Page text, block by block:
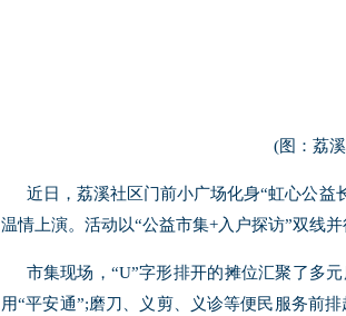
(图：荔
近日，荔溪社区门前小广场化身“虹心公益
温情上演。活动以“公益市集+入户探访”双线
市集现场，“U”字形排开的摊位汇聚了多
用“平安通”;磨刀、义剪、义诊等便民服务前